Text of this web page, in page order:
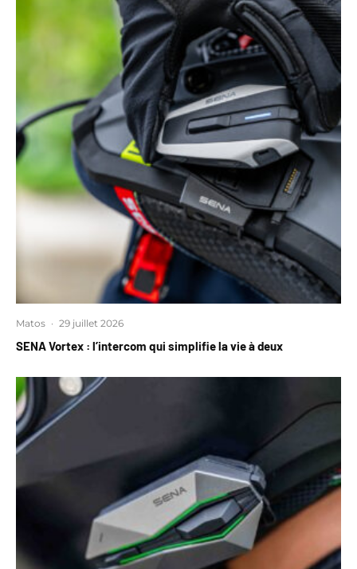
Matos · 29 juillet 2026
SENA Vortex : l’intercom qui simplifie la vie à deux